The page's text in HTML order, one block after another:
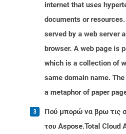
internet that uses
documents or
served by a web server
browser. A web page is
which is a collection of
same domain name.
a metaphor of paper
Πού μπορώ να βρω τις
του Aspose.Total Cloud